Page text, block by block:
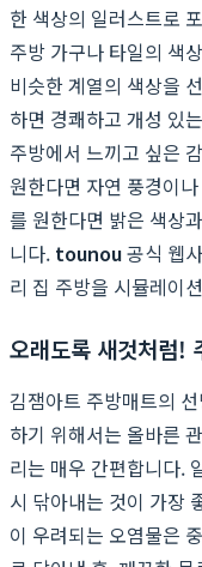
한 색상의 일러스트로
주방 가구나 타일의 색
비슷한 계열의 색상을
하면 경쾌하고 개성 있
주방에서 느끼고 싶은
원한다면 자연 풍경이
를 원한다면 밝은 색상
니다. tounou공식 웹
리 집 주방을 시뮬레이
오래도록 새것처럼!
김잼아트 주방매트의
하기 위해서는 올바른
리는 매우 간편합니다.
시 닦아내는 것이 가장
이 우려되는 오염물은